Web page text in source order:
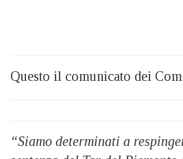
Questo il comunicato dei
“Siamo determinati a